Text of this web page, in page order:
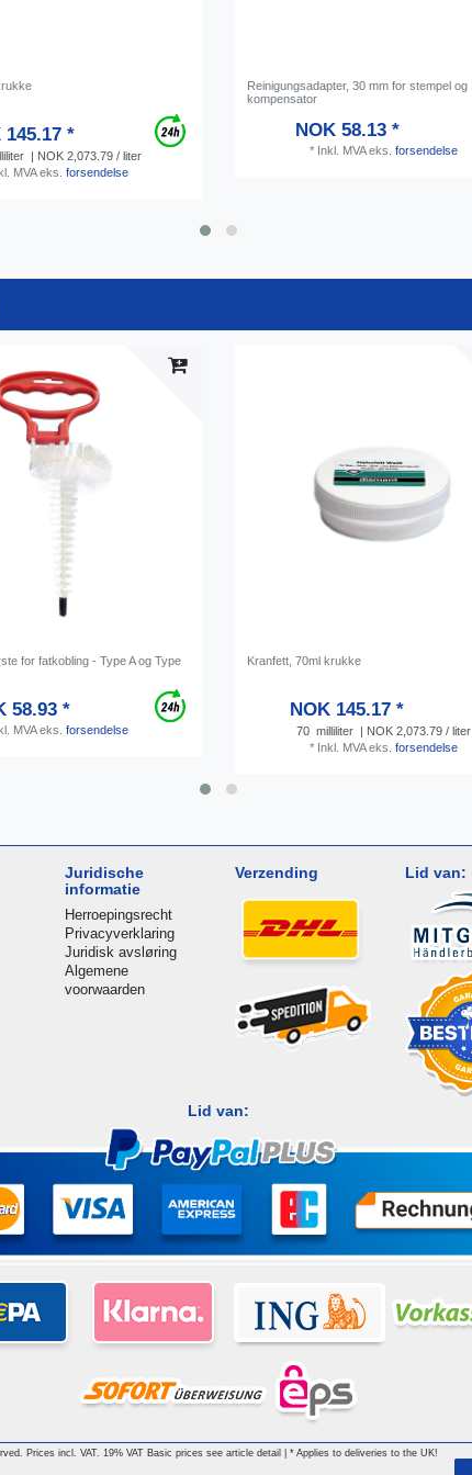
145.17 *
| NOK 2,073.79 / liter
MVAeks. forsendelse
Reinigungsadapter, 30 mm for stempel og
kompensator
NOK 58.13 *
* Inkl. MVAeks. forsendelse
for fatkobling - Type A og Type
58.93 *
MVAeks. forsendelse
Kranfett, 70ml krukke
NOK 145.17 *
70 milliliter | NOK 2,073.79 / liter
* Inkl. MVAeks. forsendelse
Juridische
informatie
Herroepingsrecht
Privacyverklaring
Juridisk avsløring
Algemene
voorwaarden
Verzending Lid van:
Lid van:
Prices incl. VAT. 19% VAT Basic prices see article detail | * Applies to deliveries to the UK!